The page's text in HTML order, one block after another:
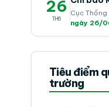
26
TH6
Cục Thống
ngày 26/
Tiêu điểm
trường